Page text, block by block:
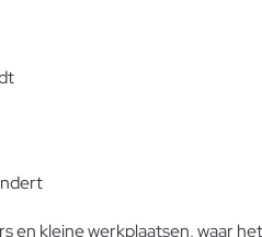
kleine werkplaatsen, waar